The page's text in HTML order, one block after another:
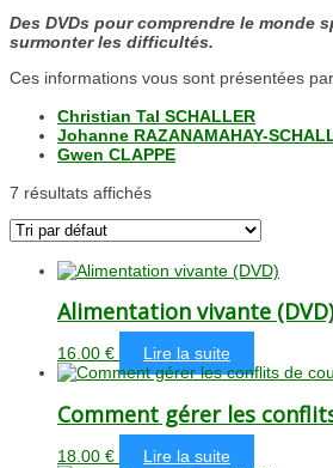
Des DVDs pour comprendre le monde
surmonter les difficultés.
Ces informations vous sont présentées
Christian Tal SCHALLER
Johanne RAZANAMAHAY-
Gwen CLAPPE
7 résultats affichés
Alimentation vivante (DVD)
16.00 € Lire la suite
Comment gérer les
18.00 € Lire la suite